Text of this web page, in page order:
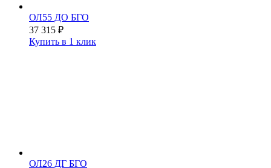
ОЛ55 ДО БГО
37 315 ₽
Купить в 1 клик
ОЛ26 ДГ БГО